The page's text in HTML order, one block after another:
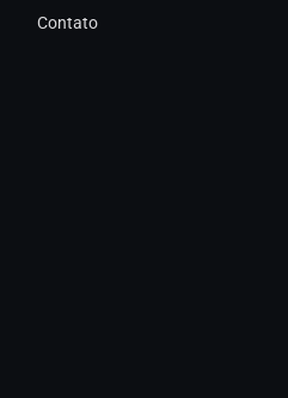
Contato